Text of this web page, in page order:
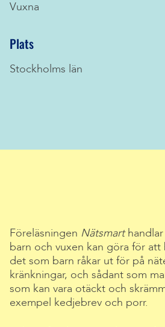
Föreläsningen Nätsmarthandlar
barn och vuxen kan göra för att
det som barn råkar ut för på
kränkningar, och sådant som
som kan vara otäckt och
exempel kedjebrev och porr.
Vuxna
Plats
Stockholms län